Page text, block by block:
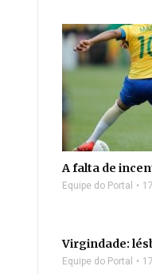
A falta de
Equipe do Portal
Virgindade:
Equipe do Portal